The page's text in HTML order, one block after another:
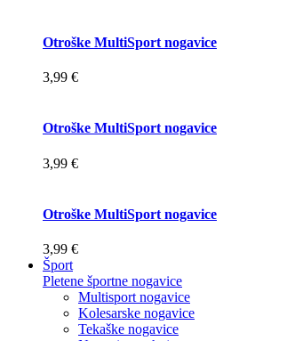
Otroške MultiSport nogavice
3,99 €
Otroške MultiSport nogavice
3,99 €
Otroške MultiSport nogavice
3,99 €
Šport
Pletene športne nogavice
Multisport nogavice
Kolesarske nogavice
Tekaške nogavice